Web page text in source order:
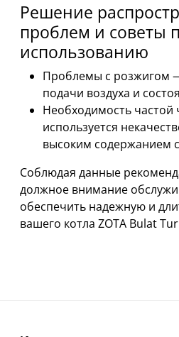
Решение
проблем и советы
использованию
Проблемы с розжигом
подачи воздуха и
Необходимость
используется
высоким содержанием
Соблюдая данные
должное внимание
обеспечить надежную и
вашего котла ZOTA Bulat